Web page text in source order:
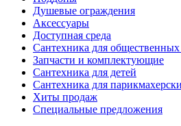
Душевые ограждения
Аксессуары
Доступная среда
Cантехника для общественных
Запчасти и комплектующие
Сантехника для детей
Сантехника для
Хиты продаж
Специальные предложения